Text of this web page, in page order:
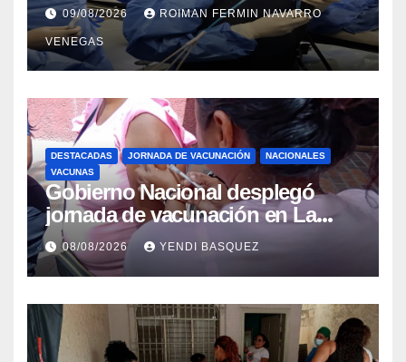
Retrógrada Endoscópica para
beneficiar a cientos de pacientes
09/08/2026 ROIMAN FERMIN NAVARRO
VENEGAS
DESTACADAS JORNADA DE VACUNACIÓN
NACIONALES
VACUNAS
Gobierno Nacional desplegó
jornada de vacunación en La
Guaira para garantizar protección
epidemiológica
08/08/2026 YENDI BASQUEZ